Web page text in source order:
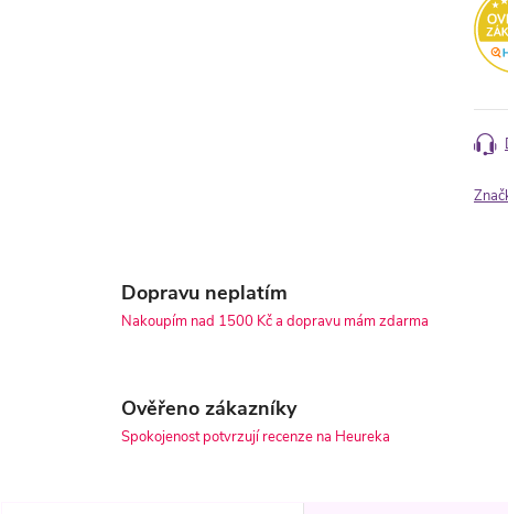
Dopravu neplatím
Nakoupím nad 1500 Kč a dopravu mám zdarma
Ověřeno zákazníky
Spokojenost potvrzují recenze na Heureka